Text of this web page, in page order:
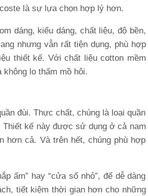
là sự lựa chọn hợp lý hơn.
dáng, kiểu dáng, chất liệu, độ bền,
nhưng vẫn rất tiện dụng, phù hợp
thiết kế. Với chất liệu cotton mềm
không lo thấm mồ hôi.
đùi. Thực chất, chúng là loại quần
Thiết kế này được sử dụng ở cả nam
hơn cả. Và trên hết, chúng phù hợp
ấm” hay “cửa sổ nhỏ”, để dễ dàng
tiết kiệm thời gian hơn cho những